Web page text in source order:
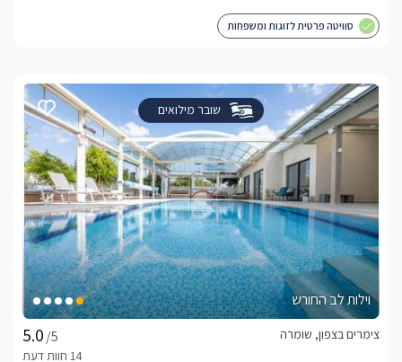
סוויטה פרטית לזוגות ומשפחות
שובר מילואים
וילות לב החורש
/5
צימרים בצפון, שומרה